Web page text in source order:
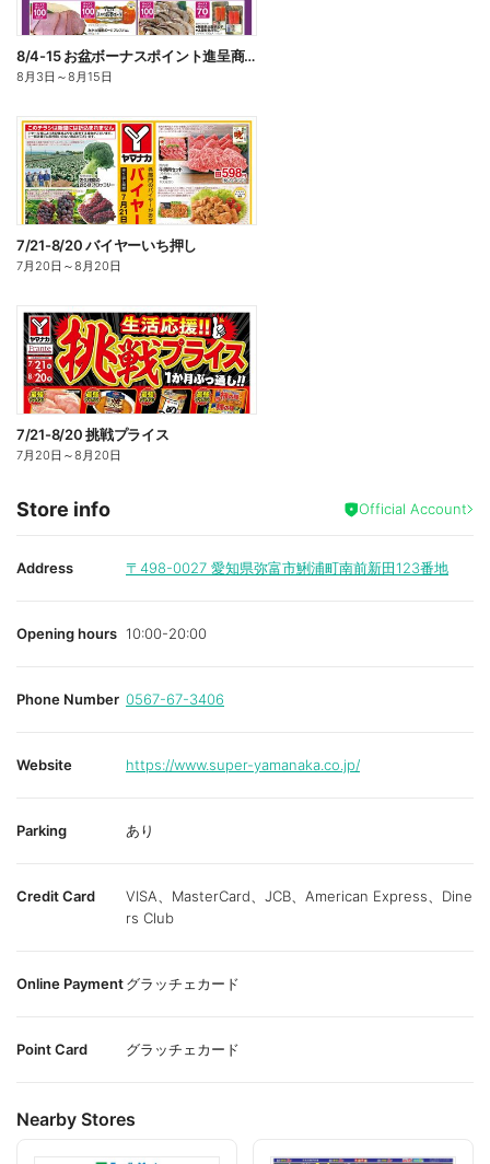
8/4-15 お盆ボーナスポイント進呈商品
8月3日 ～8月15日
7/21-8/20 バイヤーいち押し
7月20日 ～8月20日
7/21-8/20 挑戦プライス
7月20日 ～8月20日
Store info Official Account
Address 〒498-0027 愛知県弥富市鯏浦町南前新田123番地
Opening hours 10:00-20:00
Phone Number 0567-67-3406
Website https://www.super-yamanaka.co.jp/
Parking あり
Credit Card
VISA、MasterCard、JCB、American Express、Dine
rs Club
Online Paymentグラッチェカード
Point Card グラッチェカード
Nearby Stores